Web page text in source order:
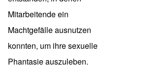
Mitarbeitende ein
Machtgefälle ausnutzen
konnten, um ihre sexuelle
Phantasie auszuleben.